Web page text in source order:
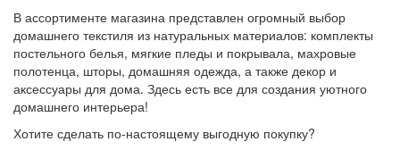
В ассортименте магазина представлен огромный выбор
домашнего текстиля из натуральных материалов: комплекты
постельного белья, мягкие пледы и покрывала, махровые
полотенца, шторы, домашняя одежда, а также декор и
аксессуары для дома. Здесь есть все для создания уютного
домашнего интерьера!
Хотите сделать по-настоящему выгодную покупку?